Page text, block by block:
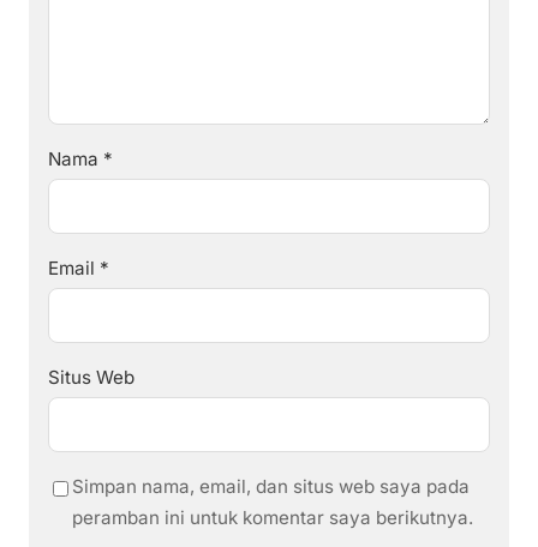
Nama *
Email *
Situs Web
Simpan nama, email, dan situs web saya pada
peramban ini untuk komentar saya berikutnya.